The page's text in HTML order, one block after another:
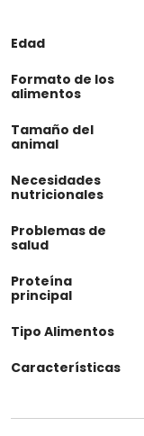
Edad
Formato de los
alimentos
Tamaño del
animal
Necesidades
nutricionales
Problemas de
salud
Proteína
principal
Tipo Alimentos
Características